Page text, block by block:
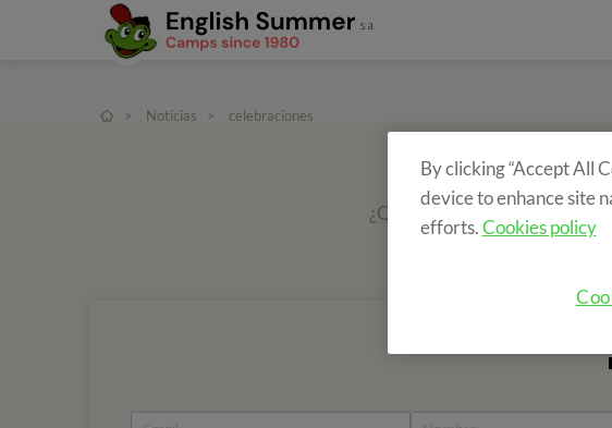
> Noticias > celebraciones
¿Quieres recibir información
By clicking “Accept All
device to enhance site
efforts.Cookies policy